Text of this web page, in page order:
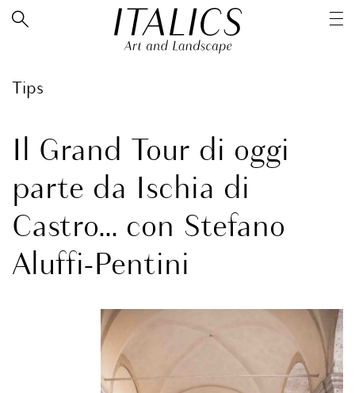
Tips
Il Grand Tour di oggi
parte da Ischia di
Castro… con Stefano
Aluffi-Pentini